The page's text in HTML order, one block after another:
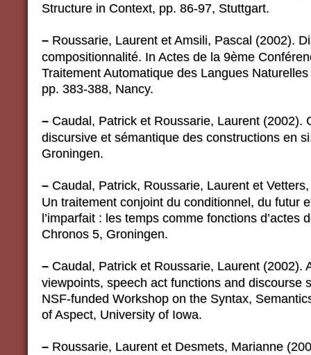
Structure in Context, pp. 86-97, Stuttgart.
– Roussarie, Laurent et Amsili, Pascal (2002).
compositionnalité. In Actes de la 9ème
Traitement Automatique des Langues
pp. 383-388, Nancy.
– Caudal, Patrick et Roussarie, Laurent (2002).
discursive et sémantique des constructions en
Groningen.
– Caudal, Patrick, Roussarie, Laurent et
Un traitement conjoint du conditionnel, du futur
l’imparfait : les temps comme fonctions d’actes
Chronos 5, Groningen.
– Caudal, Patrick et Roussarie, Laurent (2002).
viewpoints, speech act functions and discourse
NSF-funded Workshop on the Syntax,
of Aspect, University of Iowa.
– Roussarie, Laurent et Desmets, Marianne